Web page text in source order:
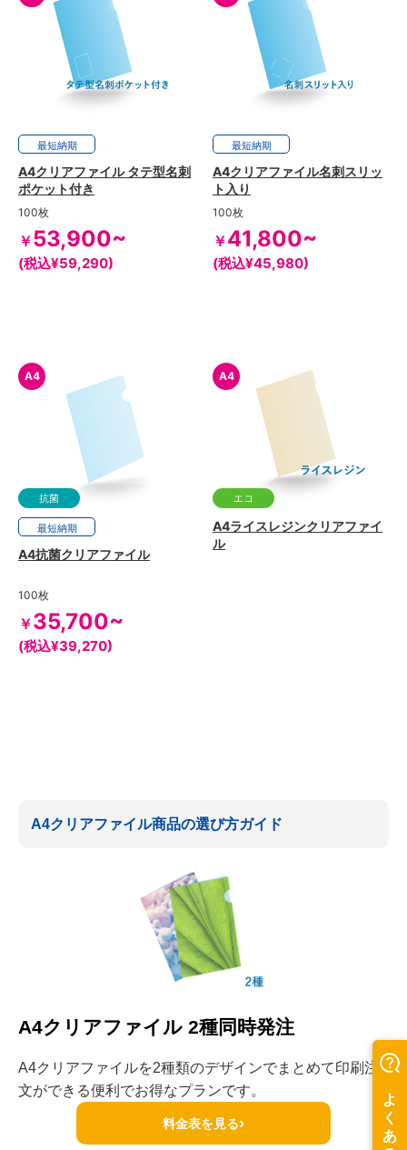
最短12日納期
A4クリアファイル タテ型名刺
ポケット付き
100枚
￥53,900~
(税込¥59,290)
最短5日納期
A4クリアファイル名刺スリッ
ト入り
100枚
￥41,800~
(税込¥45,980)
A4
抗菌
最短8日納期
A4抗菌クリアファイル
100枚
￥35,700~
(税込¥39,270)
A4
エコ
A4ライスレジンクリアファイ
ル
A4クリアファイル商品の選び方ガイド
A4クリアファイル 2種同時発注
A4クリアファイルを2種類のデザインでまとめて印刷注
文ができる便利でお得なプランです。
料金表を見る›